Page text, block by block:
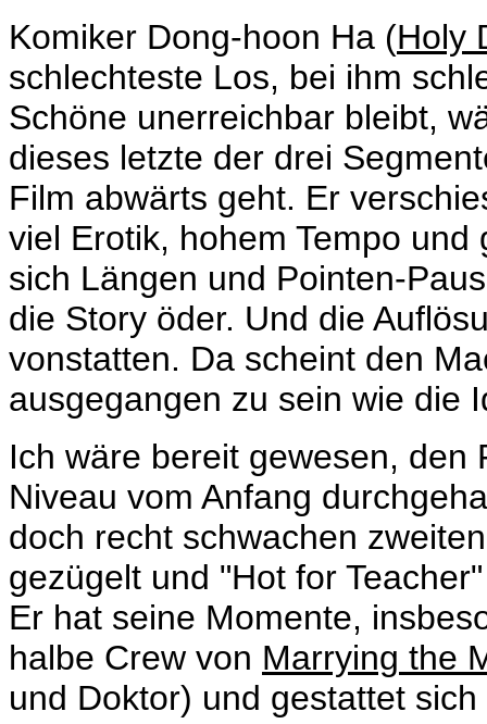
Komiker Dong-hoon Ha (Holy
schlechteste Los, bei ihm
Schöne unerreichbar bleibt,
dieses letzte der drei
Film abwärts geht. Er
viel Erotik, hohem Tempo
sich Längen und Pointen-
die Story öder. Und die
vonstatten. Da scheint den
ausgegangen zu sein wie die
Ich wäre bereit gewesen,
Niveau vom Anfang
doch recht schwachen
gezügelt und "Hot for
Er hat seine Momente,
halbe Crew von Marrying the
und Doktor) und gestattet